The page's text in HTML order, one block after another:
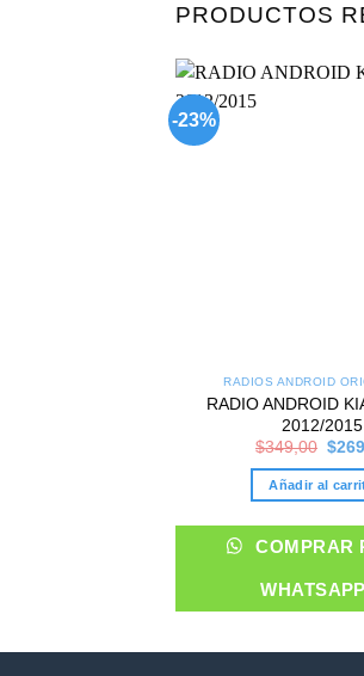
PRODUCTOS
-23%
RADIOS ANDROID
RADIO ANDROID
2012/2015
$349,00
was:
$
Añadir al
COMPRAR
WHATSAPP